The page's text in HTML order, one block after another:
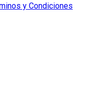
y Condiciones